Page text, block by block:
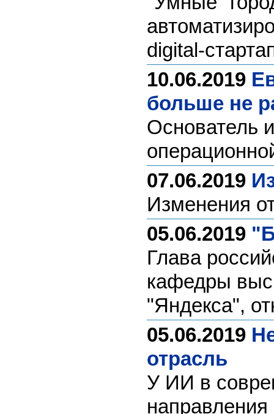
digital-
10.06.2019
больше не
Основатель
07.06.2019
Изменения
05.06.2019
Глава
кафедры
"Яндекса",
05.06.2019
отрасль
У ИИ в